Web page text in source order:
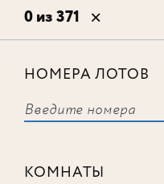
0 из 371
НОМЕРА ЛОТОВ
КОМНАТЫ